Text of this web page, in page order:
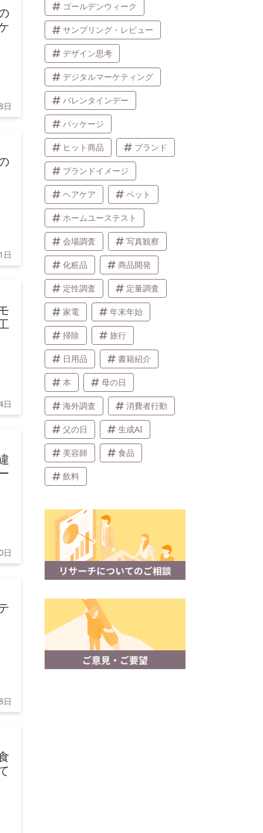
日
日
日
日
日
ゴールデンウィーク
サンプリング・レビュー
デザイン思考
デジタルマーケティング
バレンタインデー
パッケージ
ヒット商品 ブランド
ブランドイメージ
ヘアケア ペット
ホームユーステスト
会場調査 写真観察
化粧品 商品開発
定性調査 定量調査
家電 年末年始
掃除 旅行
日用品 書籍紹介
本 母の日
海外調査 消費者行動
父の日 生成AI
美容師 食品
飲料